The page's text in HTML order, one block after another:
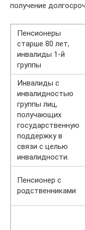
получение
Пенсионеры
старше 80 лет,
инвалиды 1-й
группы
Инвалиды с
инвалидностью
группы лиц,
получающих
государственную
поддержку в
связи с целью
инвалидности.
Пенсионер с
родственниками